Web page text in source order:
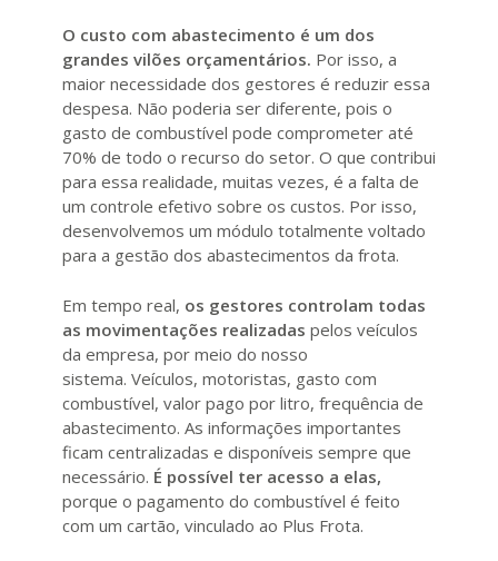
O custo com abastecimento é um dos
grandes vilões orçamentários. Por isso, a
maior necessidade dos gestores é reduzir essa
despesa. Não poderia ser diferente, pois o
gasto de combustível pode comprometer até
70% de todo o recurso do setor. O que contribui
para essa realidade, muitas vezes, é a falta de
um controle efetivo sobre os custos. Por isso,
desenvolvemos um módulo totalmente voltado
para a gestão dos abastecimentos da frota.
Em tempo real, os gestores controlam todas
as movimentações realizadas pelos veículos
da empresa, por meio do nosso
sistema. Veículos, motoristas, gasto com
combustível, valor pago por litro, frequência de
abastecimento. As informações importantes
ficam centralizadas e disponíveis sempre que
necessário. É possível ter acesso a elas,
porque o pagamento do combustível é feito
com um cartão, vinculado ao Plus Frota.